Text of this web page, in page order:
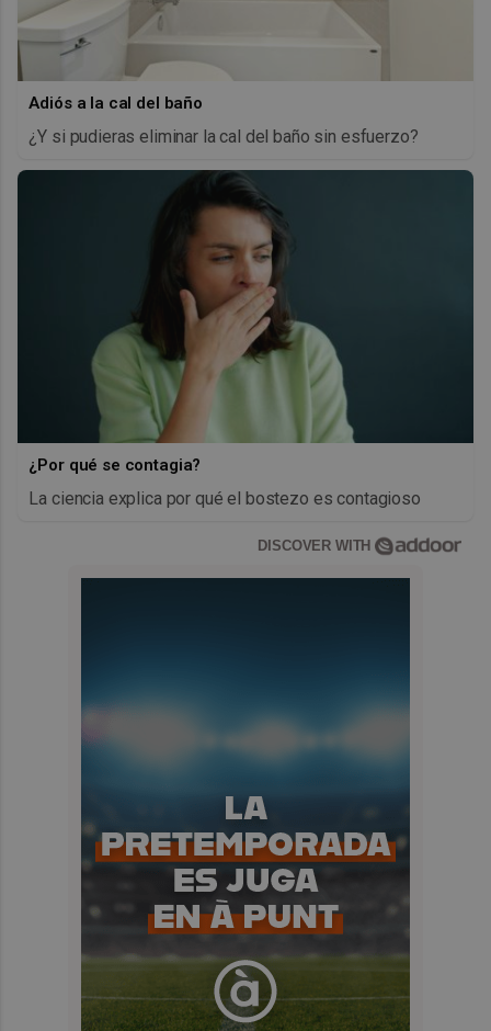
Adiós a la cal del baño
¿Y si pudieras eliminar la cal del baño sin esfuerzo?
¿Por qué se contagia?
La ciencia explica por qué el bostezo es contagioso
DISCOVER WITH